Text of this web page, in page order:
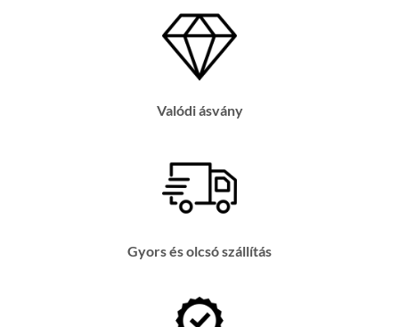
Valódi ásvány
Gyors és olcsó szállítás